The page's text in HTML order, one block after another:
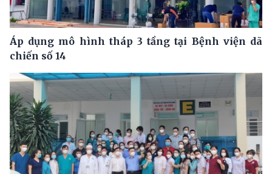
Áp dụng mô hình tháp 3 tầng tại Bệnh viện dã
chiến số 14